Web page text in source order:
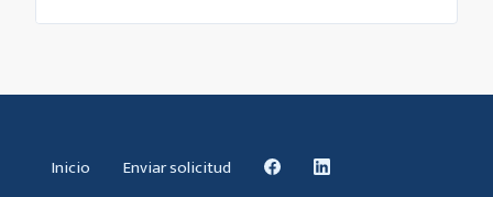
Inicio Enviar solicitud